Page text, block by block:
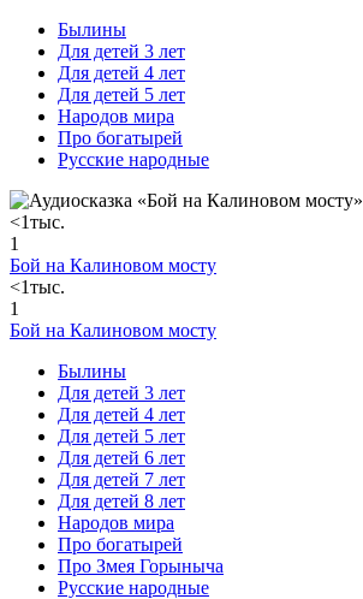
Былины
Для детей 3 лет
Для детей 4 лет
Для детей 5 лет
Народов мира
Про богатырей
Русские народные
<1тыс.
1
Бой на Калиновом мосту
<1тыс.
1
Бой на Калиновом мосту
Былины
Для детей 3 лет
Для детей 4 лет
Для детей 5 лет
Для детей 6 лет
Для детей 7 лет
Для детей 8 лет
Народов мира
Про богатырей
Про Змея Горыныча
Русские народные